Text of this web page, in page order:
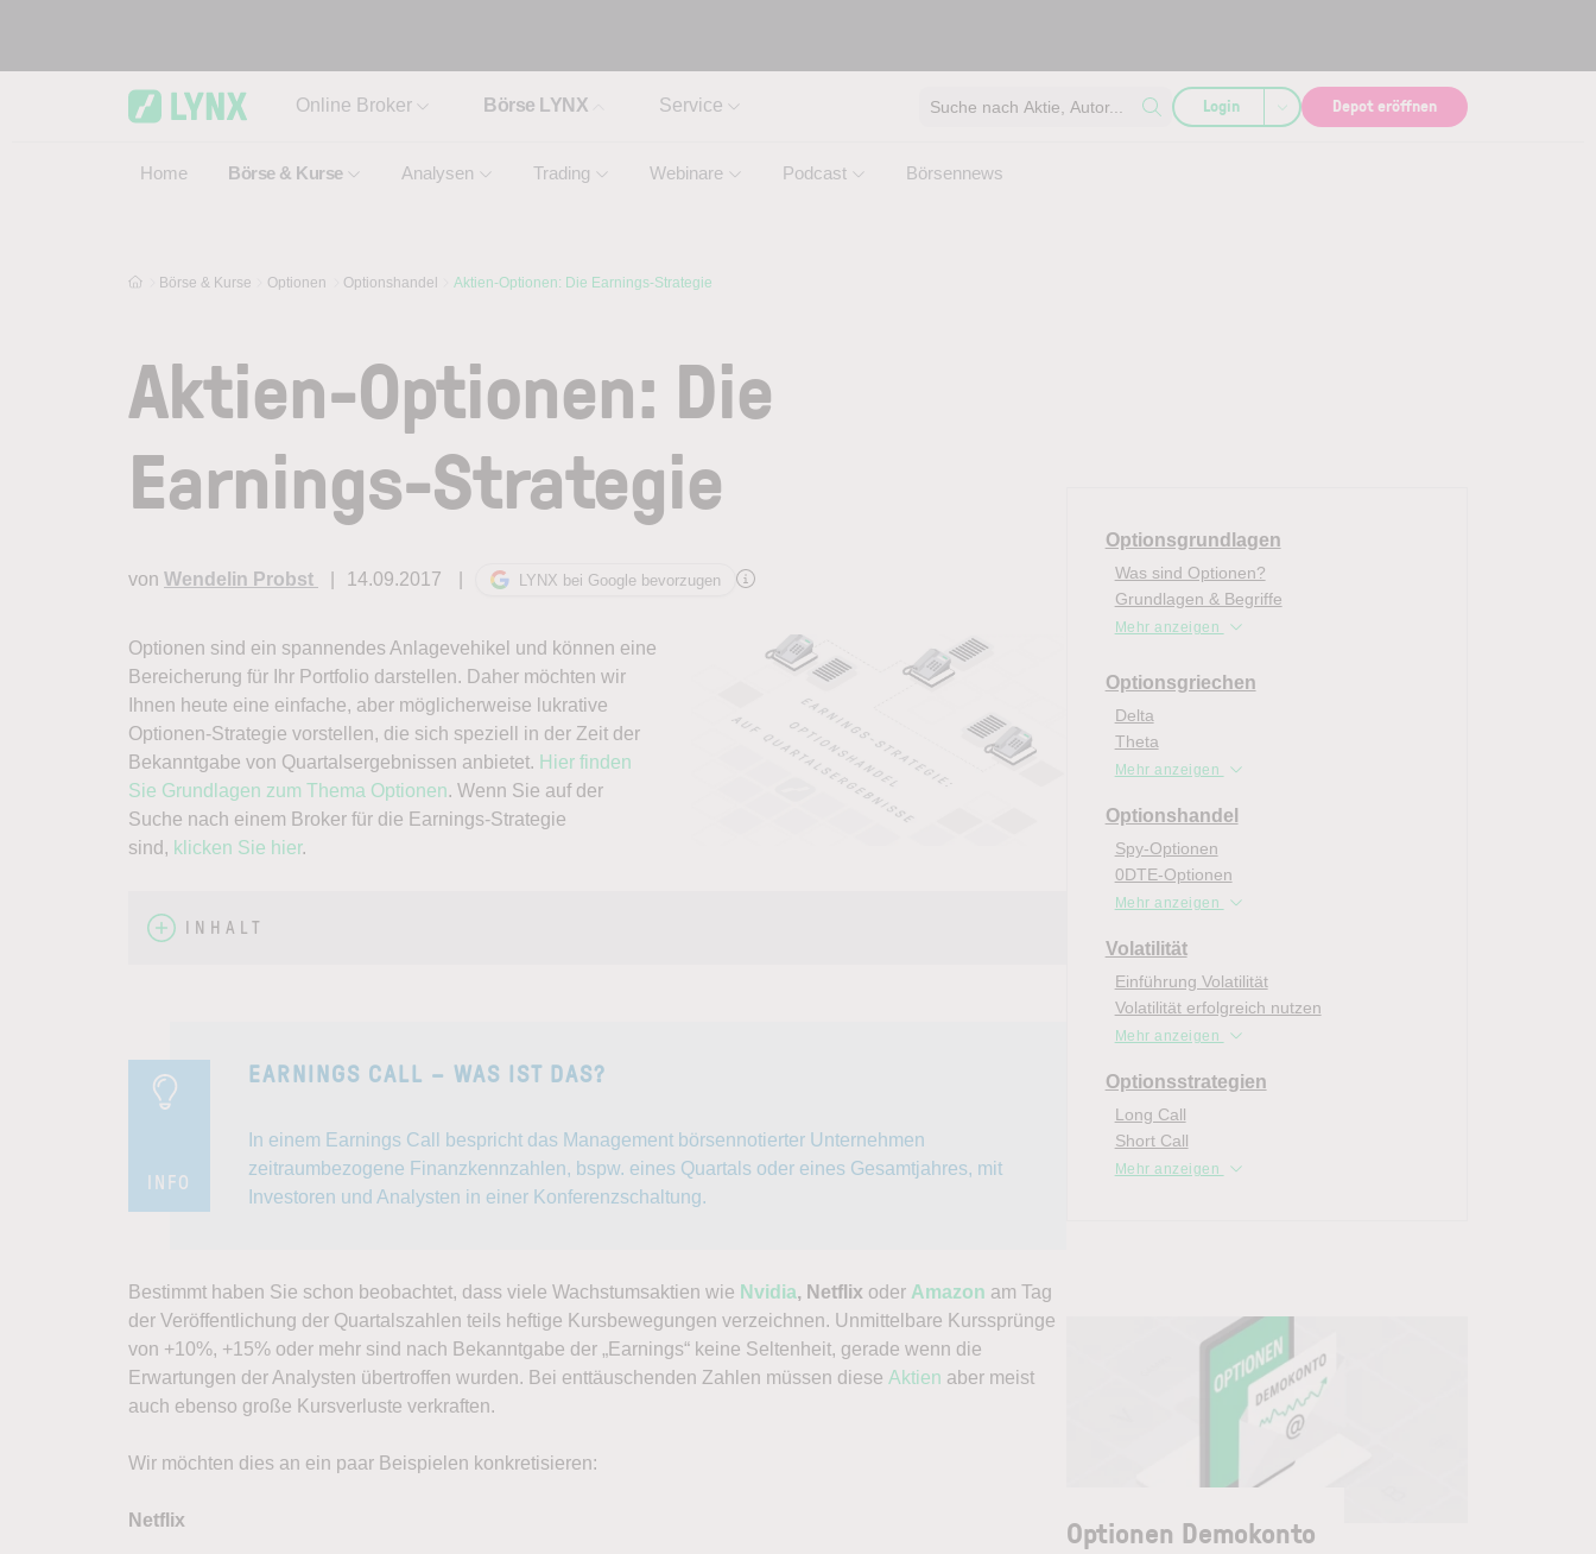
Online Broker Börse LYNX
Home Börse & Kurse Analysen Trading Webinare Podcast Börsennews
Service Suche nach Aktie, Autor... Login Depot eröffnen
Börse & Kurse Optionen Optionshandel Aktien-Optionen: Die Earnings-Strategie
Aktien-Optionen: Die
Earnings-Strategie
von Wendelin Probst 14.09.2017 LYNX bei Google bevorzugen
Optionen sind ein spannendes Anlagevehikel und können eine
Bereicherung für Ihr Portfolio darstellen. Daher möchten wir
Ihnen heute eine einfache, aber möglicherweise lukrative
Optionen-Strategie vorstellen, die sich speziell in der Zeit der
Bekanntgabe von Quartalsergebnissen anbietet. Hier finden
Sie Grundlagen zum Thema Optionen. Wenn Sie auf der
Suche nach einem Broker für die Earnings-Strategie
sind, klicken Sie hier.
INHALT
INFO
EARNINGS CALL – WAS IST DAS?
In einem Earnings Call bespricht das Management börsennotierter Unternehmen
zeitraumbezogene Finanzkennzahlen, bspw. eines Quartals oder eines Gesamtjahres, mit
Investoren und Analysten in einer Konferenzschaltung.
Bestimmt haben Sie schon beobachtet, dass viele Wachstumsaktien wie Nvidia, Netflix oder Amazon am Tag
der Veröffentlichung der Quartalszahlen teils heftige Kursbewegungen verzeichnen. Unmittelbare Kurssprünge
von +10%, +15% oder mehr sind nach Bekanntgabe der „Earnings“ keine Seltenheit, gerade wenn die
Erwartungen der Analysten übertroffen wurden. Bei enttäuschenden Zahlen müssen diese Aktien aber meist
auch ebenso große Kursverluste verkraften.
Wir möchten dies an ein paar Beispielen konkretisieren:
Netflix
Optionsgrundlagen
Was sind Optionen?
Grundlagen & Begriffe
Mehr anzeigen
Optionsgriechen
Delta
Theta
Mehr anzeigen
Optionshandel
Spy-Optionen
0DTE-Optionen
Mehr anzeigen
Volatilität
Einführung Volatilität
Volatilität erfolgreich nutzen
Mehr anzeigen
Optionsstrategien
Long Call
Short Call
Mehr anzeigen
Optionen Demokonto